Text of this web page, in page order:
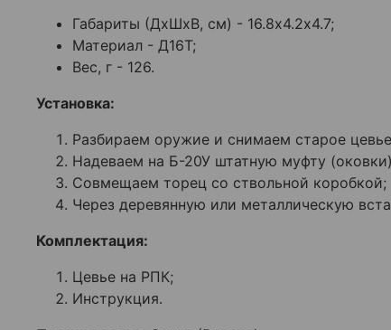
Габариты (ДхШхВ, см) - 16.8х4.2х4.7;
Материал - Д16Т;
Вес, г - 126.
Установка:
Разбираем оружие и снимаем старое
Надеваем на Б-20У штатную муфту
Совмещаем торец со ствольной коробкой;
Через деревянную или металлическую
Комплектация:
Цевье на РПК;
Инструкция.